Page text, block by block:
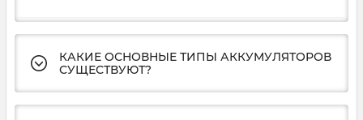
КАКИЕ ОСНОВНЫЕ ТИПЫ АККУМУЛЯТОРОВ
СУЩЕСТВУЮТ?